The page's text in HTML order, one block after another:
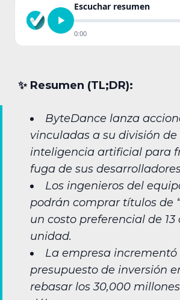
Escuchar resumen
0:00
✨︎ Resumen (TL;DR):
ByteDance lanza
vinculadas a su división de
inteligencia artificial para
fuga de sus
Los ingenieros del
podrán comprar títulos de
un costo preferencial de 13
unidad.
La empresa incrementó
presupuesto de inversión
rebasar los 30,000